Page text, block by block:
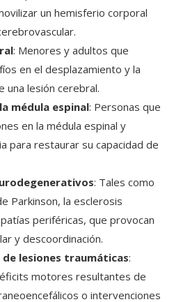
un hemisferio corporal
: Menores y adultos que
en el desplazamiento y la
una lesión cerebral.
médula espinal: Personas que
en la médula espinal y
para restaurar su capacidad de
: Tales como
Parkinson, la esclerosis
periféricas, que provocan
y descoordinación.
de lesiones traumáticas:
motores resultantes de
o intervenciones